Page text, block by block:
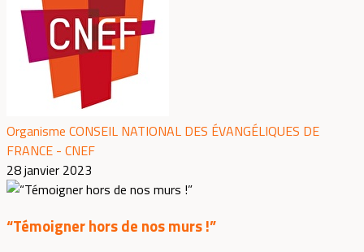
Organisme CONSEIL NATIONAL DES ÉVANGÉLIQUES DE
FRANCE - CNEF
28 janvier 2023
“Témoigner hors de nos murs !”